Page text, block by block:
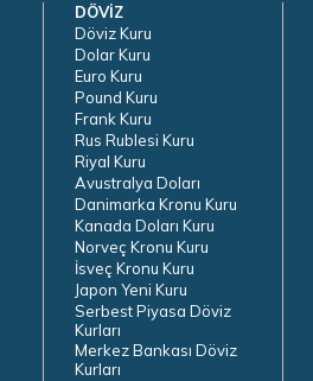
DÖVİZ
Döviz Kuru
Dolar Kuru
Euro Kuru
Pound Kuru
Frank Kuru
Rus Rublesi Kuru
Riyal Kuru
Avustralya Doları
Danimarka Kronu Kuru
Kanada Doları Kuru
Norveç Kronu Kuru
İsveç Kronu Kuru
Japon Yeni Kuru
Serbest Piyasa Döviz
Kurları
Merkez Bankası Döviz
Kurları